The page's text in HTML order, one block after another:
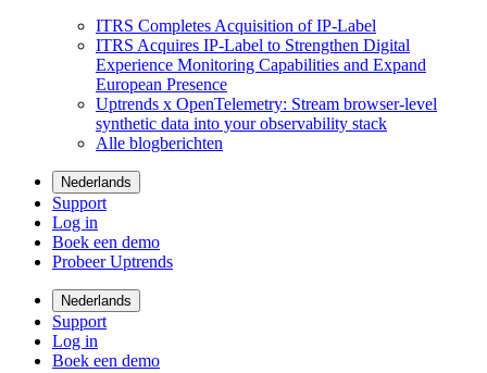
ITRS Completes Acquisition of IP-Label
ITRS Acquires IP-Label to Strengthen Digital
Experience Monitoring Capabilities and Expand
European Presence
Uptrends x OpenTelemetry: Stream browser-level
synthetic data into your observability stack
Alle blogberichten
Nederlands
Support
Log in
Boek een demo
Probeer Uptrends
Nederlands
Support
Log in
Boek een demo